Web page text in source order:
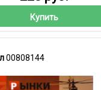
Купить
00808144